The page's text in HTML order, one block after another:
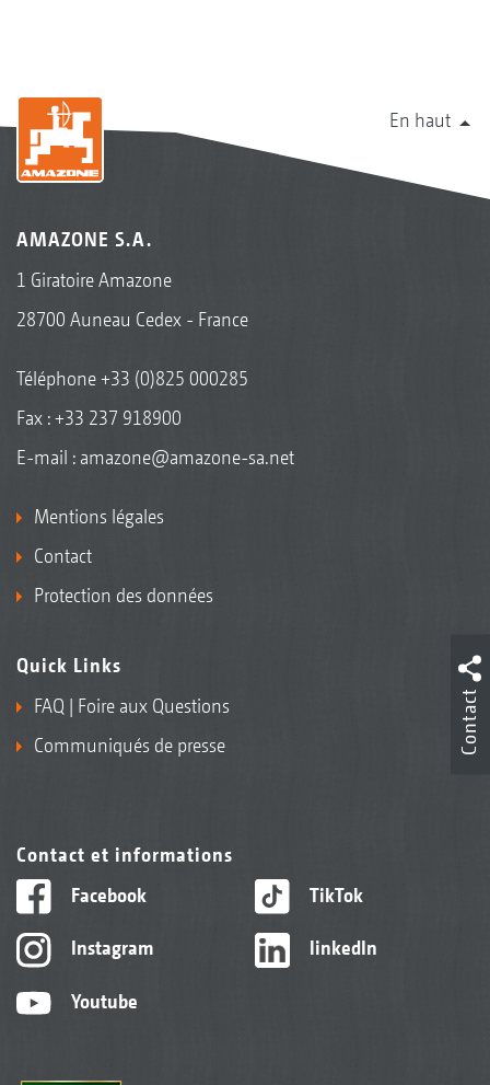
En haut
AMAZONE S.A.
1 Giratoire Amazone
28700 Auneau Cedex - France
Téléphone+33 (0)825 000285
Fax : +33 237 918900
E-mail : amazone@amazone-sa.net
Mentions légales
Contact
Protection des données
Quick Links
FAQ | Foire aux Questions
Communiqués de presse
Contact et informations
Facebook
Instagram
Youtube
TikTok
linkedIn
Contact